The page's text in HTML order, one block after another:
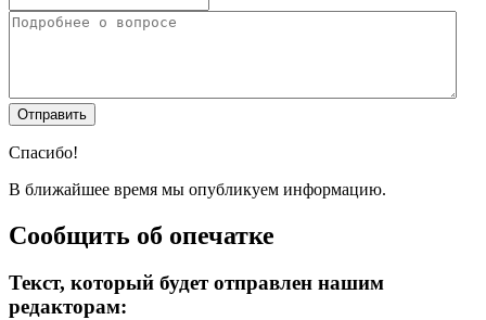
Спасибо!
В ближайшее время мы опубликуем информацию.
Сообщить об опечатке
Текст, который будет отправлен нашим
редакторам: